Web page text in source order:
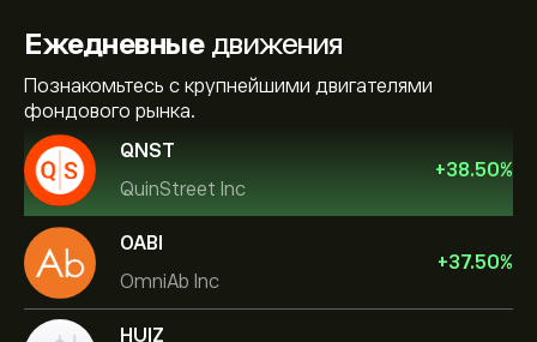
Ежедневныедвижения
Познакомьтесь с крупнейшими двигателями
фондового рынка.
QNST
QuinStreet Inc
+38.50%
OABI
OmniAb Inc
+37.50%
HUIZ